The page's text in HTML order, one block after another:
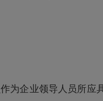
为企业领导人员所应